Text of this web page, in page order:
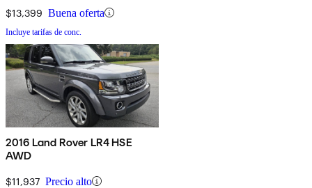
$13,399 Buena oferta
Incluye tarifas de conc.
2016 Land Rover LR4 HSE
AWD
$11,937 Precio alto